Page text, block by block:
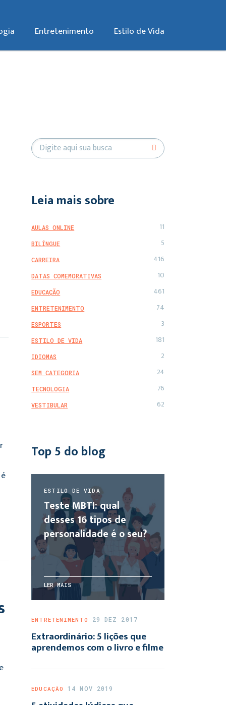
Entretenimento Estilo de Vida
Leia mais sobre
AULAS ONLINE 11
BILÍNGUE 5
CARREIRA 416
DATAS COMEMORATIVAS 10
EDUCAÇÃO 461
ENTRETENIMENTO 74
ESPORTES 3
ESTILO DE VIDA 181
IDIOMAS 2
SEM CATEGORIA 24
TECNOLOGIA 76
VESTIBULAR 62
Top 5 do blog
ESTILO DE VIDA
Teste MBTI: qual
desses 16 tipos de
personalidade é o seu?
LER MAIS
ENTRETENIMENTO 29 DEZ 2017
Extraordinário: 5 lições que
aprendemos com o livro e filme
EDUCAÇÃO 14 NOV 2019